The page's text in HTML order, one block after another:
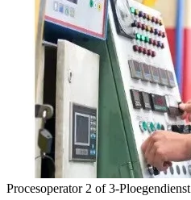
Procesoperator 2 of 3-Ploegendienst